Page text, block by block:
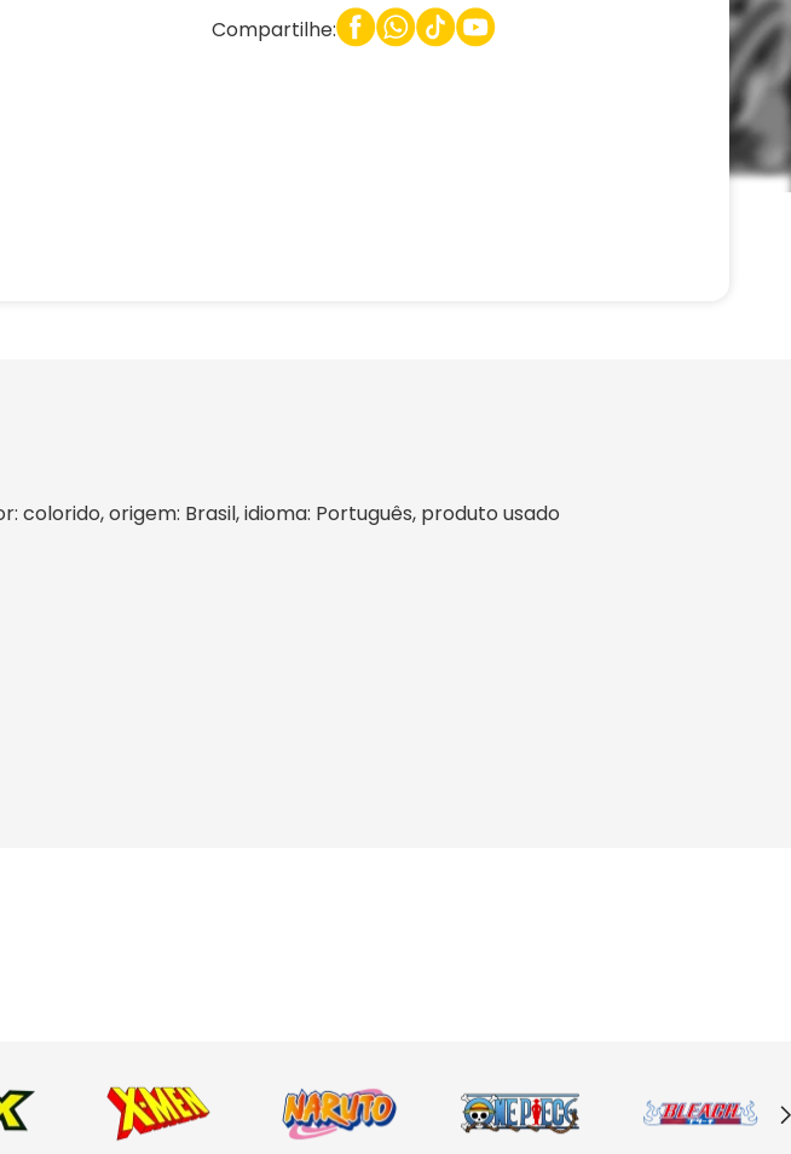
Compartilhe:
colorido, origem: Brasil, idioma: Português, produto usado